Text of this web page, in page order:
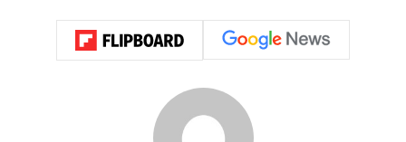
0.7% لتصل إلى 2773.57 دولار للأوقية، بحلول الساعة